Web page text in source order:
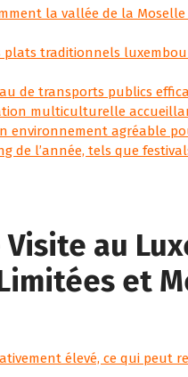
la vallée de la
traditionnels
de transports publics
multiculturelle
environnement agréable
de l’année, tels que
au
et
élevé, ce qui peut